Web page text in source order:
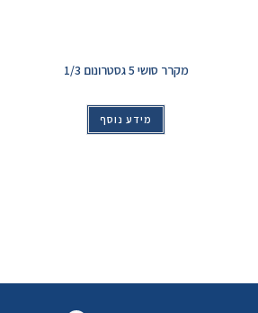
מקרר סושי 5 גסטרונום 1/3
מידע נוסף